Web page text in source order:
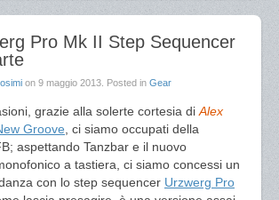
Pro Mk II Step Sequencer
on 9 maggio 2013 . Posted in Gear
grazie alla solerte cortesia di Alex
Groove , ci siamo occupati della
aspettando Tanzbar e il nuovo
a tastiera, ci siamo concessi un
con lo step sequencer Urzwerg Pro